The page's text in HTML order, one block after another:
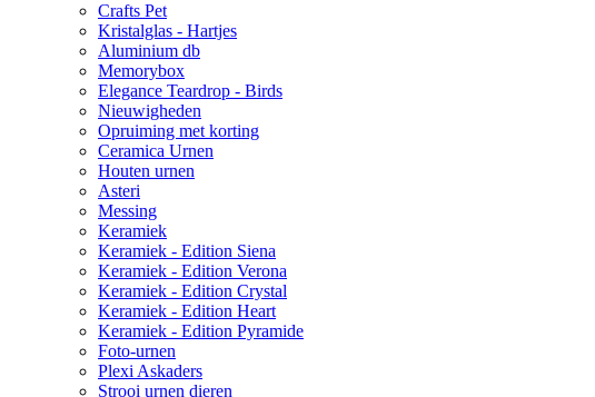
Crafts Pet
Kristalglas - Hartjes
Aluminium db
Memorybox
Elegance Teardrop - Birds
Nieuwigheden
Opruiming met korting
Ceramica Urnen
Houten urnen
Asteri
Messing
Keramiek
Keramiek - Edition Siena
Keramiek - Edition Verona
Keramiek - Edition Crystal
Keramiek - Edition Heart
Keramiek - Edition Pyramide
Foto-urnen
Plexi Askaders
Strooi urnen dieren